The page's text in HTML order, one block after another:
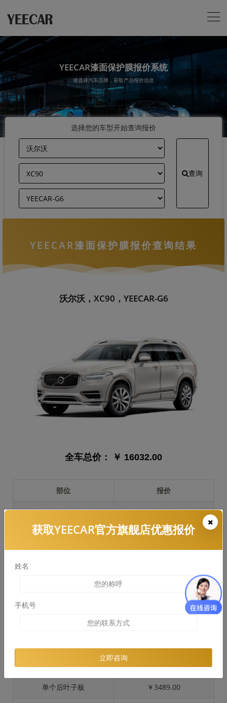
YEECAR漆面保护膜报价系统
请选择汽车品牌，获取产品报价信息
选择您的车型开始查询报价
查询
YEECAR漆面保护膜报价查询结果
沃尔沃，XC90，YEECAR-G6
全车总价： ￥ 16032.00
部位 报价
前保险杠 ￥3329.00
引擎盖 ￥3424.00
车顶 ￥3315.00
单个后叶子板 ￥3489.00
获取YEECAR官方旗舰店优惠报价
姓名
手机号
立即咨询